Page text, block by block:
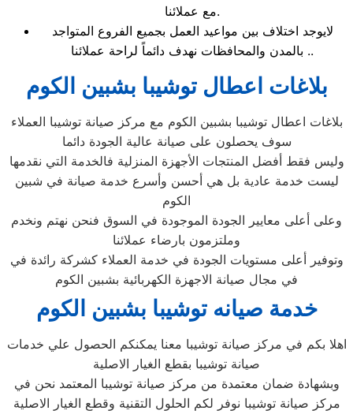
مع عملائنا.
لايوجد اختلاف بين مواعيد العمل بجميع الفروع المتواجد
بالمدن والمحافظات نهدف دائماً لراحة عملائنا ..
بلاغات اعطال توشيبا بشبين الكوم
بلاغات اعطال توشيبا بشبين الكوم مع مركز صيانة توشيبا العملاء
سوف يحصلون على صيانة عالية الجودة دائما
وليس فقط أفضل المنتجات الأجهزة المنزلية فالخدمة التي نقدمها
ليست خدمة عادية بل هي أحسن وأسرع خدمة صيانة في شبين
الكوم
وعلى أعلى معايير الجودة الموجودة في السوق فنحن نهتم ونخدم
وملتزمون بارضاء عملائنا
وتوفير أعلى مستويات الجودة في خدمة العملاء كشركة رائدة في
في مجال صيانة الاجهزة الكهربائية بشبين الكوم
خدمة صيانه توشيبا بشبين الكوم
اهلا بكم في مركز صيانة توشيبا معنا يمكنكم الحصول علي خدمات
صيانة توشيبا بقطع الغيار الاصلية
وبشهادة ضمان معتمدة من مركز صيانة توشيبا المعتمد نحن في
مركز صيانة توشيبا نوفر لكم الحلول التقنية وقطع الغيار الاصلية